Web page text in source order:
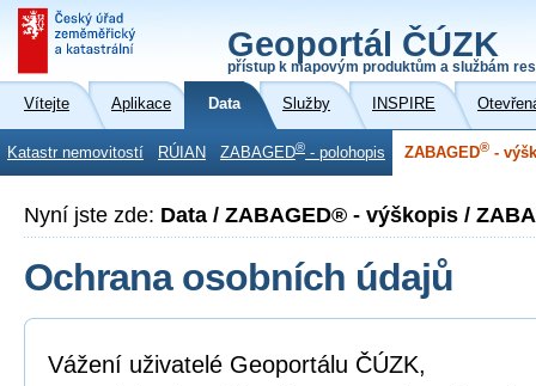
Geoportál ČÚZK
přístup k mapovým produktům a službám
Vítejte Aplikace Data Služby INSPIRE
Katastr nemovitostí RÚIAN ZABAGED® - polohopis ZABAGED® -
Nyní jste zde: Data / ZABAGED® - výškopis /
Ochrana osobních údajů
Vážení uživatelé Geoportálu ČÚZK,